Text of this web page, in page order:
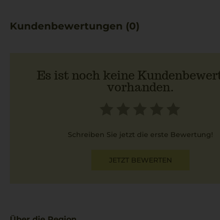
Kundenbewertungen (0)
Es ist noch keine
vorhanden.
Schreiben Sie jetzt die erste Bewertung!
JETZT BEWERTEN